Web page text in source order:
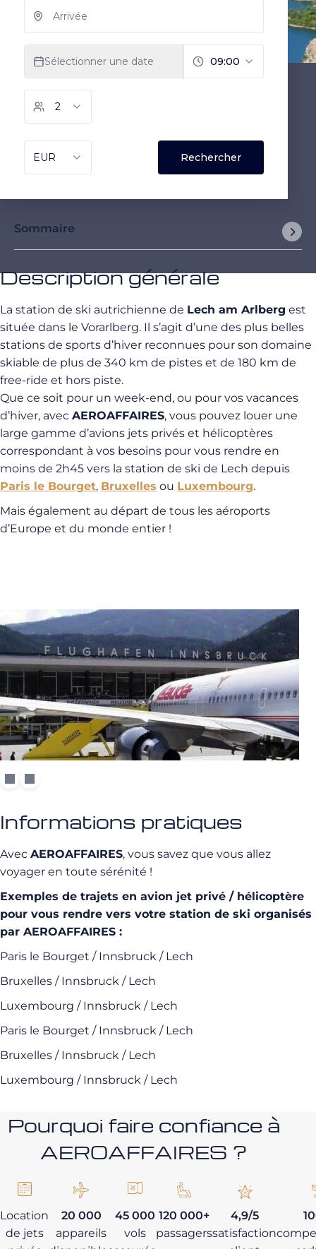
Sommaire
Description générale
La station de ski autrichienne de Lech am Arlberg est
située dans le Vorarlberg. Il s’agit d’une des plus belles
stations de sports d’hiver reconnues pour son domaine
skiable de plus de 340 km de pistes et de 180 km de
free-ride et hors piste.
Que ce soit pour un week-end, ou pour vos vacances
d’hiver, avec AEROAFFAIRES, vous pouvez louer une
large gamme d’avions jets privés et hélicoptères
correspondant à vos besoins pour vous rendre en
moins de 2h45 vers la station de ski de Lech depuis
Paris le Bourget, Bruxelles ou Luxembourg.
Mais également au départ de tous les aéroports
d’Europe et du monde entier !
Informations pratiques
Avec AEROAFFAIRES, vous savez que vous allez
voyager en toute sérénité !
Exemples de trajets en avion jet privé / hélicoptère
pour vous rendre vers votre station de ski organisés
par AEROAFFAIRES :
Paris le Bourget / Innsbruck / Lech
Bruxelles / Innsbruck / Lech
Luxembourg / Innsbruck / Lech
Paris le Bourget / Innsbruck / Lech
Bruxelles / Innsbruck / Lech
Luxembourg / Innsbruck / Lech
Pourquoi faire confiance à
AEROAFFAIRES ?
Location
de jets
20 000
appareils
45 000
vols
120 000+
passagers
4,9/5
satisfaction